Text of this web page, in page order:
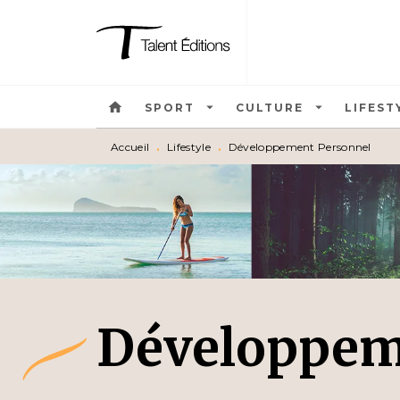
MENU
home SPORT arrow_drop_down CULTURE arrow_drop_down
Accueil • Lifestyle • Développement Personnel